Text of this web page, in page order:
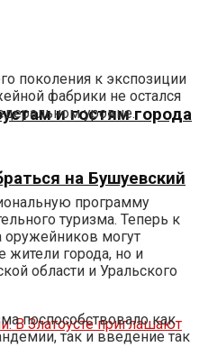
и гостям города
на Бушуевский
поколения к экспозиции
фабрики не остался
уровне.
программу
туризма. Теперь к
оружейников могут
города, но и
области и Уральского
поспособствовало как
так и введение так